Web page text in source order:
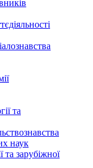
та
наук
та зарубіжної